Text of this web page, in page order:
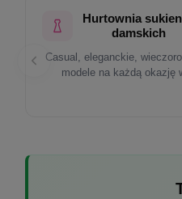
Hurtownia
damskich
Casual, eleganckie,
modele na każdą okazję